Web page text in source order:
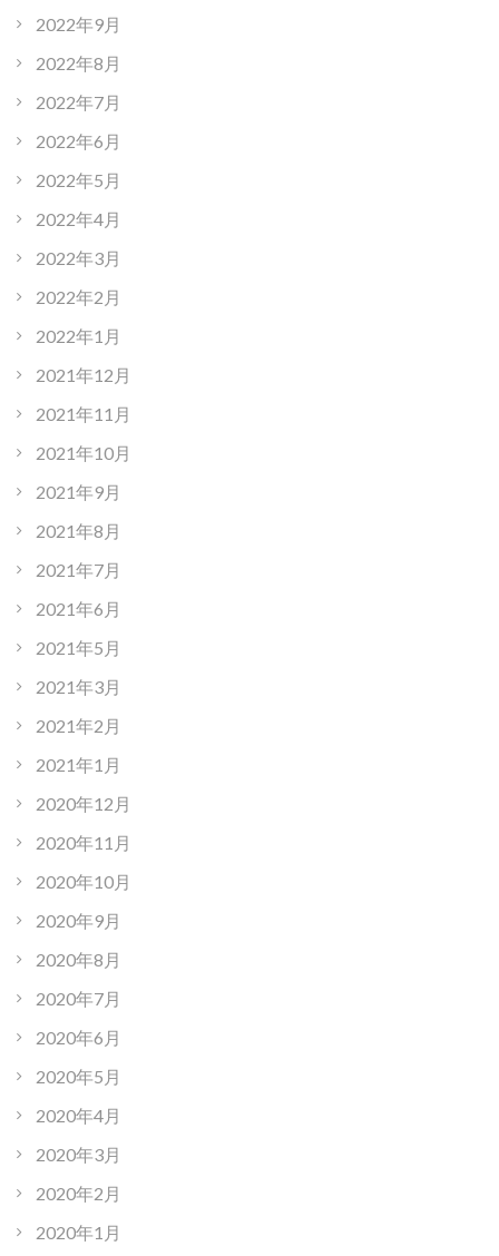
2022年9月
2022年8月
2022年7月
2022年6月
2022年5月
2022年4月
2022年3月
2022年2月
2022年1月
2021年12月
2021年11月
2021年10月
2021年9月
2021年8月
2021年7月
2021年6月
2021年5月
2021年3月
2021年2月
2021年1月
2020年12月
2020年11月
2020年10月
2020年9月
2020年8月
2020年7月
2020年6月
2020年5月
2020年4月
2020年3月
2020年2月
2020年1月